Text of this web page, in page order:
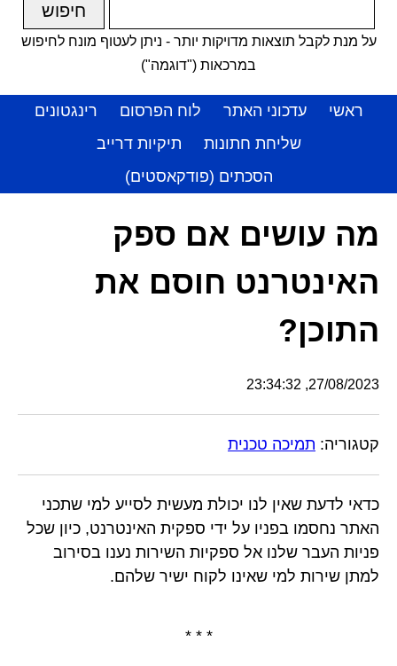
על מנת לקבל תוצאות מדויקות יותר - ניתן לעטוף מונח לחיפוש
במרכאות ("דוגמה")
ראשי עדכוני האתר לוח הפרסום
רינגטונים
שליחת חתונות
תיקיות דרייב
הסכתים (פודקאסטים)
מה עושים אם ספק
האינטרנט חוסם את
התוכן?
27/08/2023, 23:34:32
קטגוריה: תמיכה טכנית
כדאי לדעת שאין לנו יכולת מעשית לסייע למי שתכני
האתר נחסמו בפניו על ידי ספקית האינטרנט, כיון שכל
פניות העבר שלנו אל ספקיות השירות נענו בסירוב
למתן שירות למי שאינו לקוח ישיר שלהם.
* * *